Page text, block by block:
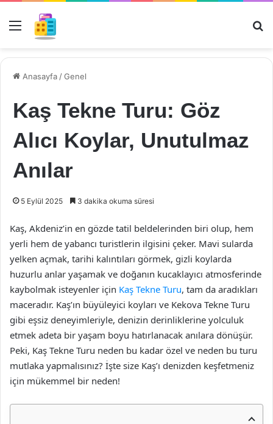
Menü
Anasayfa /Genel
Kaş Tekne Turu: Göz
Alıcı Koylar, Unutulmaz
Anılar
5 Eylül 2025 3 dakika okuma süresi
Kaş, Akdeniz’in en gözde tatil beldelerinden biri olup, hem
yerli hem de yabancı turistlerin ilgisini çeker. Mavi sularda
yelken açmak, tarihi kalıntıları görmek, gizli koylarda
huzurlu anlar yaşamak ve doğanın kucaklayıcı atmosferinde
kaybolmak isteyenler için Kaş Tekne Turu, tam da aradıkları
maceradır. Kaş’ın büyüleyici koyları ve Kekova Tekne Turu
gibi eşsiz deneyimleriyle, denizin derinliklerine yolculuk
etmek adeta bir yaşam boyu hatırlanacak anılara dönüşür.
Peki, Kaş Tekne Turu neden bu kadar özel ve neden bu turu
mutlaka yapmalısınız? İşte size Kaş’ı denizden keşfetmeniz
için mükemmel bir neden!